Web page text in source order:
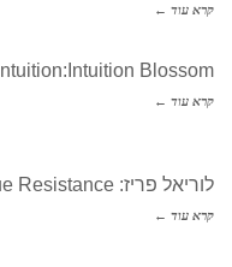
קרא עוד ←
Intuition:Intuition Blossom
קרא עוד ←
לוריאל פריז: Infallible Laque Resistance
קרא עוד ←